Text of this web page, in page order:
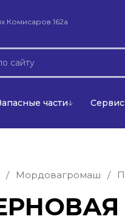
Комисаров 162а
части
/ Мордовагромаш /